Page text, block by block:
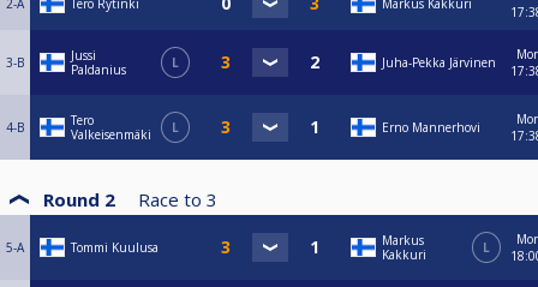
2-A Tero Rytinki Markus Kakkuri
3-B
Jussi
Paldanius
L Juha-Pekka Järvinen
4-B
Tero
Valkeisenmäki
L Erno Mannerhovi
Round 2 Race to 3
5-A Tommi Kuulusa
Markus
Kakkuri
L